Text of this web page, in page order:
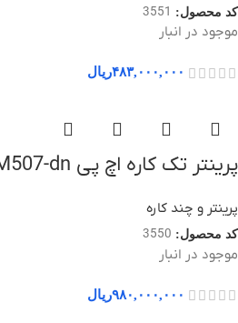
کد محصول: 3551
موجود در انبار
۴۸۳,۰۰۰,۰۰۰ریال
پرینتر تک کاره اچ پی M507-dn
پرینتر و چند کاره
کد محصول: 3550
موجود در انبار
۹۸۰,۰۰۰,۰۰۰ریال